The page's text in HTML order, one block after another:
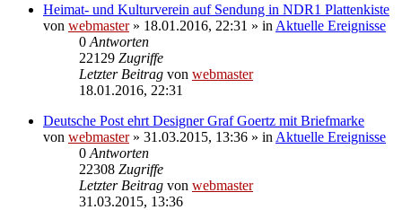
Heimat- und Kulturverein auf Sendung in NDR1 Plattenkiste
von webmaster» 18.01.2016, 22:31 » in Aktuelle Ereignisse
0 Antworten
22129 Zugriffe
Letzter Beitrag von webmaster
18.01.2016, 22:31
Deutsche Post ehrt Designer Graf Goertz mit Briefmarke
von webmaster» 31.03.2015, 13:36 » in Aktuelle Ereignisse
0 Antworten
22308 Zugriffe
Letzter Beitrag von webmaster
31.03.2015, 13:36